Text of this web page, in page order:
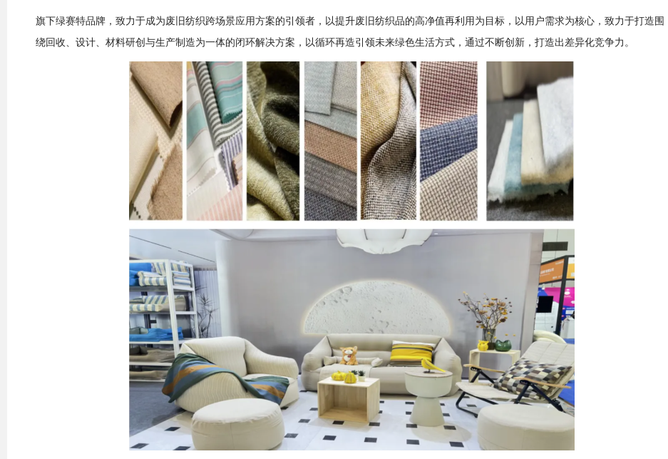
旗下绿赛特品牌，致力于成为废旧纺织跨场景应用方案的引领者，以提升废旧纺织品的高净值再利用为目标，以用户需求为核心，致力于打造围
绕回收、设计、材料研创与生产制造为一体的闭环解决方案，以循环再造引领未来绿色生活方式，通过不断创新，打造出差异化竞争力。